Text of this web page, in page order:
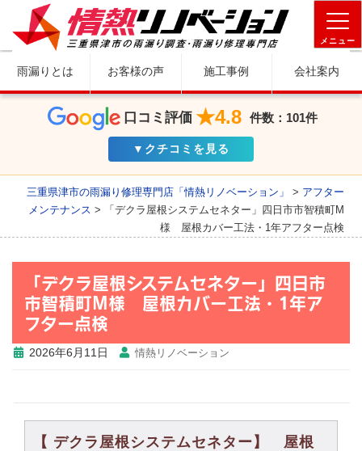
メニュー
雨漏りとは お客様の声 施工事例 会社案内
口コミ評価 ★4.8 件数：101件
▼クチコミを見る
三重県津市の雨漏り修理専門店「情熱リノベーション」 > アフター
メンテナンス >
「デクラ屋根システムセネター」四日市市智積町M
様 屋根カバー工法・1年アフター点検
「デクラ屋根システムセネター」四日市
市智積町M様 屋根カバー工法・1年ア
フター点検
2026年6月11日 情熱リノベーション
【 デクラ屋根システムセネター】 屋根